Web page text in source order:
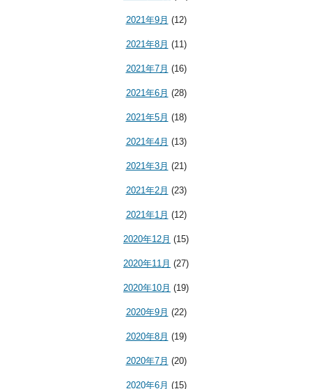
2021年9月 (12)
2021年8月 (11)
2021年7月 (16)
2021年6月 (28)
2021年5月 (18)
2021年4月 (13)
2021年3月 (21)
2021年2月 (23)
2021年1月 (12)
2020年12月 (15)
2020年11月 (27)
2020年10月 (19)
2020年9月 (22)
2020年8月 (19)
2020年7月 (20)
2020年6月 (15)